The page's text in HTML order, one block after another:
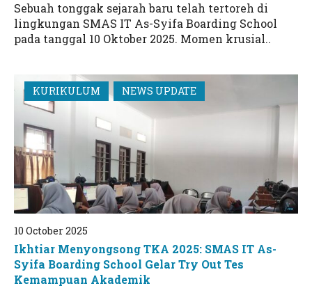
Sebuah tonggak sejarah baru telah tertoreh di
lingkungan SMAS IT As-Syifa Boarding School
pada tanggal 10 Oktober 2025. Momen krusial..
KURIKULUM NEWS UPDATE
10 October 2025
Ikhtiar Menyongsong TKA 2025: SMAS IT As-
Syifa Boarding School Gelar Try Out Tes
Kemampuan Akademik